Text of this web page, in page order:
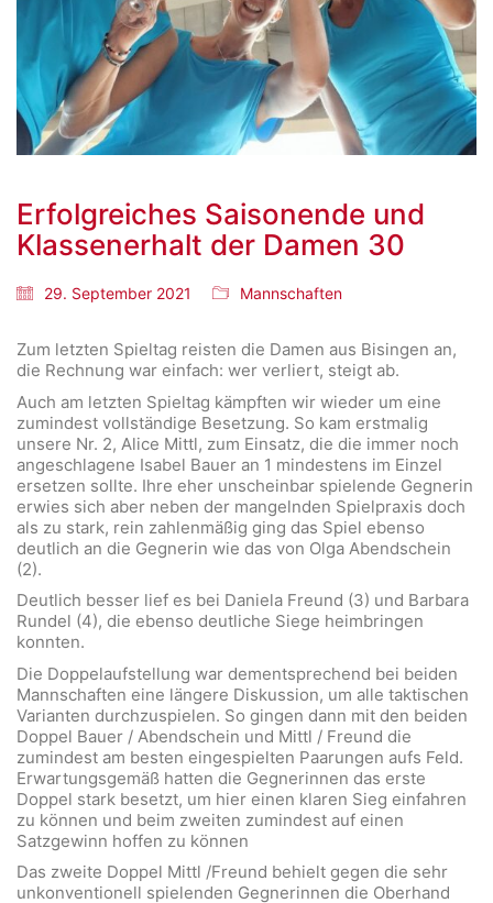
Erfolgreiches Saisonende und
Klassenerhalt der Damen 30
29. September 2021 Mannschaften
Zum letzten Spieltag reisten die Damen aus Bisingen an,
die Rechnung war einfach: wer verliert, steigt ab.
Auch am letzten Spieltag kämpften wir wieder um eine
zumindest vollständige Besetzung. So kam erstmalig
unsere Nr. 2, Alice Mittl, zum Einsatz, die die immer noch
angeschlagene Isabel Bauer an 1 mindestens im Einzel
ersetzen sollte. Ihre eher unscheinbar spielende Gegnerin
erwies sich aber neben der mangelnden Spielpraxis doch
als zu stark, rein zahlenmäßig ging das Spiel ebenso
deutlich an die Gegnerin wie das von Olga Abendschein
(2).
Deutlich besser lief es bei Daniela Freund (3) und Barbara
Rundel (4), die ebenso deutliche Siege heimbringen
konnten.
Die Doppelaufstellung war dementsprechend bei beiden
Mannschaften eine längere Diskussion, um alle taktischen
Varianten durchzuspielen. So gingen dann mit den beiden
Doppel Bauer / Abendschein und Mittl / Freund die
zumindest am besten eingespielten Paarungen aufs Feld.
Erwartungsgemäß hatten die Gegnerinnen das erste
Doppel stark besetzt, um hier einen klaren Sieg einfahren
zu können und beim zweiten zumindest auf einen
Satzgewinn hoffen zu können
Das zweite Doppel Mittl /Freund behielt gegen die sehr
unkonventionell spielenden Gegnerinnen die Oberhand